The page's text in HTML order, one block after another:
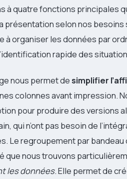
à quatre fonctions principales
présentation selon nos
à organiser les données par
rapide des
nous permet desimplifier
colonnes avant impression.
pour produire des versions
qui n’ont pas besoin de
Le regroupement par
que nous trouvons
les données. Elle permet de